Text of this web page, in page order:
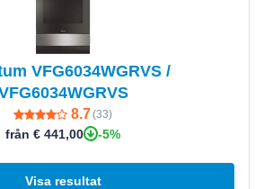
VFG6034WGRVS /
8.7(33)
från € 441,00 -5%
Visa resultat